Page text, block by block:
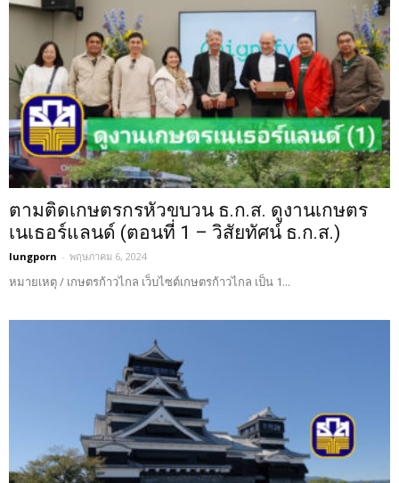
ตามติดเกษตรกรหัวขบวน ธ.ก.ส. ดูงานเกษตร
เนเธอร์แลนด์ (ตอนที่ 1 – วิสัยทัศน์ ธ.ก.ส.)
lungporn - พฤษภาคม 6, 2024
หมายเหตุ / เกษตรก้าวไกล เว็บไซต์เกษตรก้าวไกล เป็น 1...